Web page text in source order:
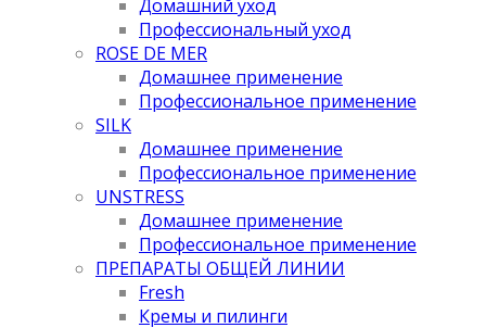
Домашний уход
Профессиональный уход
ROSE DE MER
Домашнее применение
Профессиональное применение
SILK
Домашнее применение
Профессиональное применение
UNSTRESS
Домашнее применение
Профессиональное применение
ПРЕПАРАТЫ ОБЩЕЙ ЛИНИИ
Fresh
Кремы и пилинги